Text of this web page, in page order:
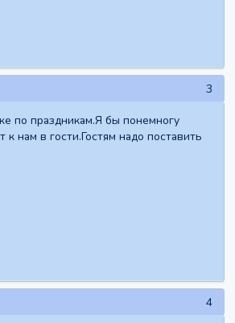
3
по праздникам.Я бы понемногу
нам в гости.Гостям надо поставить
4